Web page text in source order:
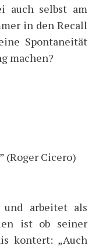
auch selbst am
in den Recall
Spontaneität
machen?
(Roger Cicero)
arbeitet als
ist ob seiner
kontert: „Auch